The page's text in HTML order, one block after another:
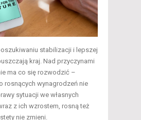
stabilizacji i lepszej
kraj. Nad przyczynami
ma co się rozwodzić –
rosnących wynagrodzeń nie
sytuacji we własnych
z ich wzrostem, rosną też
nie zmieni.